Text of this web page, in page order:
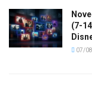
(7-
07/